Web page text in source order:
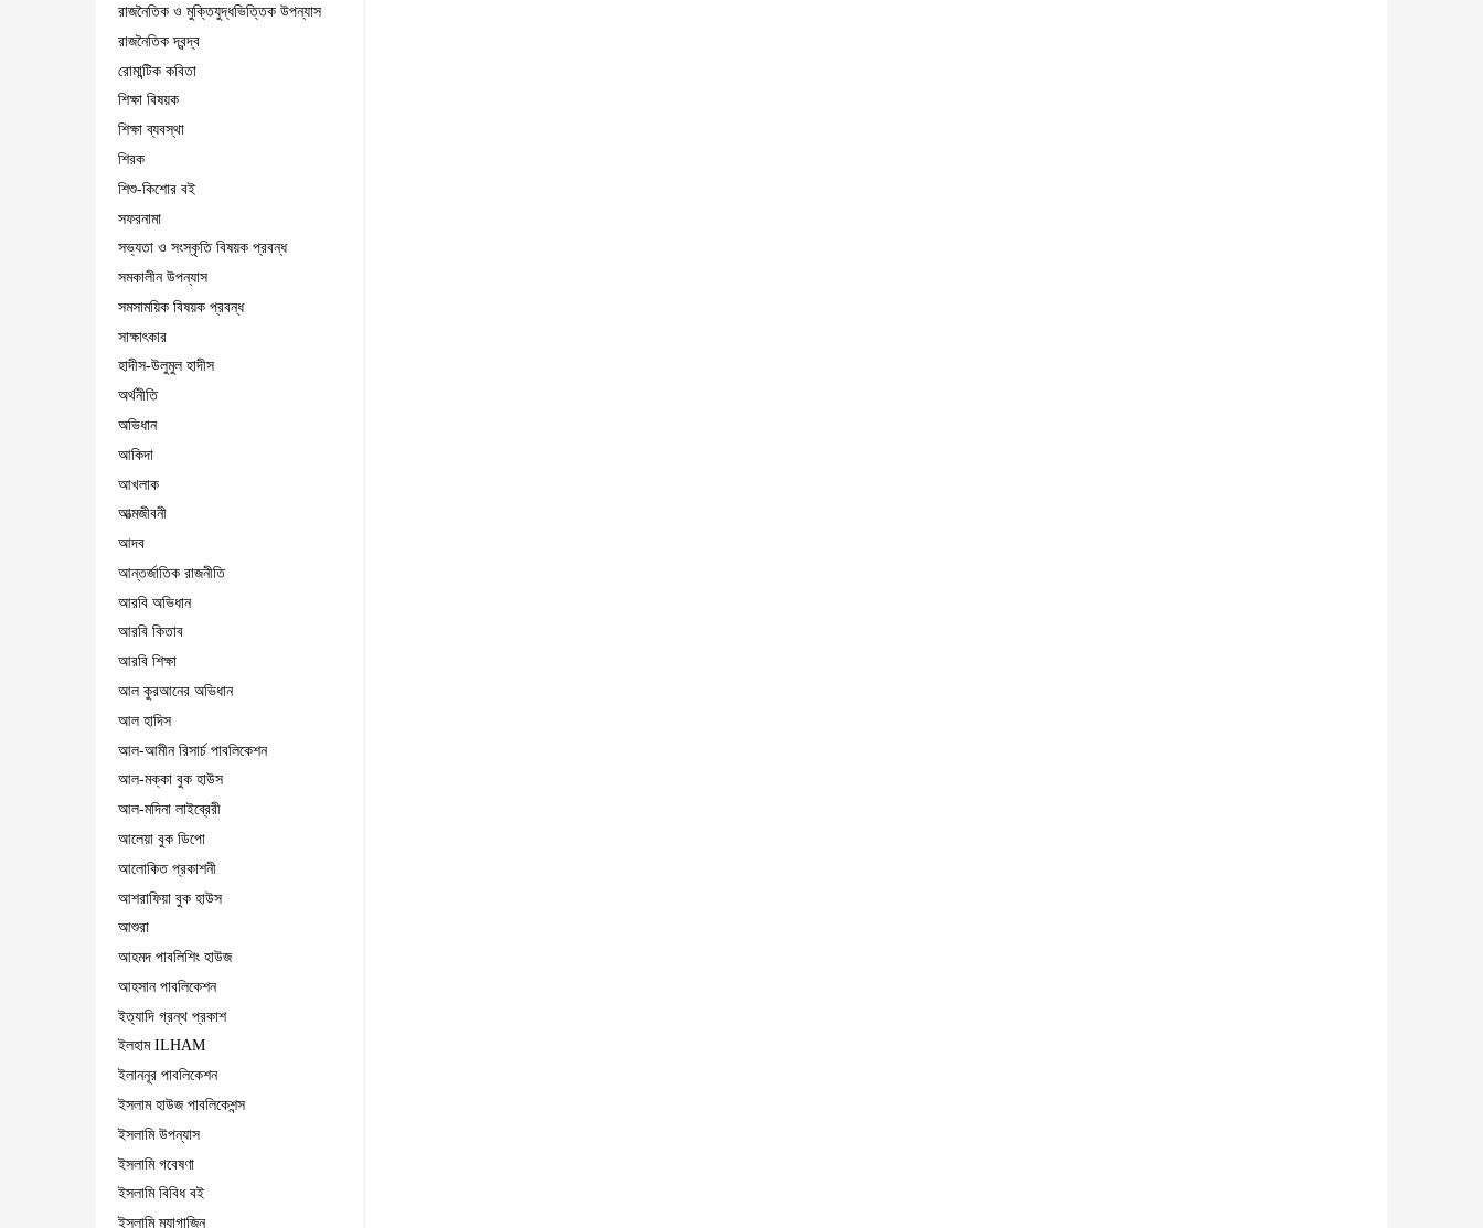
রাজনৈতিক ও মুক্তিযুদ্ধভিত্তিক উপন্যাস
রাজনৈতিক দ্বন্দ্ব
রোমান্টিক কবিতা
শিক্ষা বিষয়ক
শিক্ষা ব্যবস্থা
শিরক
শিশু-কিশোর বই
সফরনামা
সভ্যতা ও সংস্কৃতি বিষয়ক প্রবন্ধ
সমকালীন উপন্যাস
সমসাময়িক বিষয়ক প্রবন্ধ
সাক্ষাৎকার
হাদীস-উলুমুল হাদীস
অর্থনীতি
অভিধান
আকিদা
আখলাক
আত্মজীবনী
আদব
আন্তর্জাতিক রাজনীতি
আরবি অভিধান
আরবি কিতাব
আরবি শিক্ষা
আল কুরআনের অভিধান
আল হাদিস
আল-আমীন রিসার্চ পাবলিকেশন
আল-মক্কা বুক হাউস
আল-মদিনা লাইব্রেরী
আলেয়া বুক ডিপো
আলোকিত প্রকাশনী
আশরাফিয়া বুক হাউস
আশুরা
আহমদ পাবলিশিং হাউজ
আহসান পাবলিকেশন
ইত্যাদি গ্রন্থ প্রকাশ
ইলহাম ILHAM
ইলাননূর পাবলিকেশন
ইসলাম হাউজ পাবলিকেশন্স
ইসলামি উপন্যাস
ইসলামি গবেষণা
ইসলামি বিবিধ বই
ইসলামি ম্যাগাজিন